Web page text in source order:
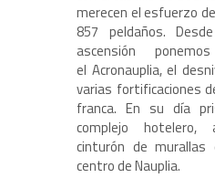
merecen el esfuerzo
857 peldaños.
ascensión
el Acronauplia, el
varias fortificaciones
franca. En su día
complejo hotelero,
cinturón de
centro de Nauplia.